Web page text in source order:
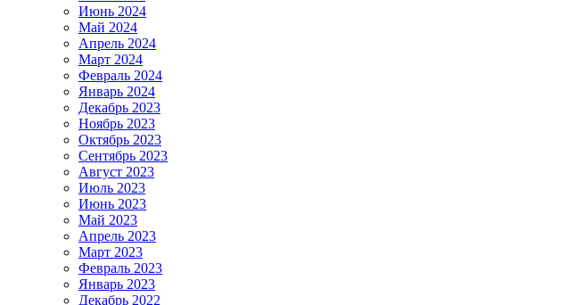
Июнь 2024
Май 2024
Апрель 2024
Март 2024
Февраль 2024
Январь 2024
Декабрь 2023
Ноябрь 2023
Октябрь 2023
Сентябрь 2023
Август 2023
Июль 2023
Июнь 2023
Май 2023
Апрель 2023
Март 2023
Февраль 2023
Январь 2023
Декабрь 2022